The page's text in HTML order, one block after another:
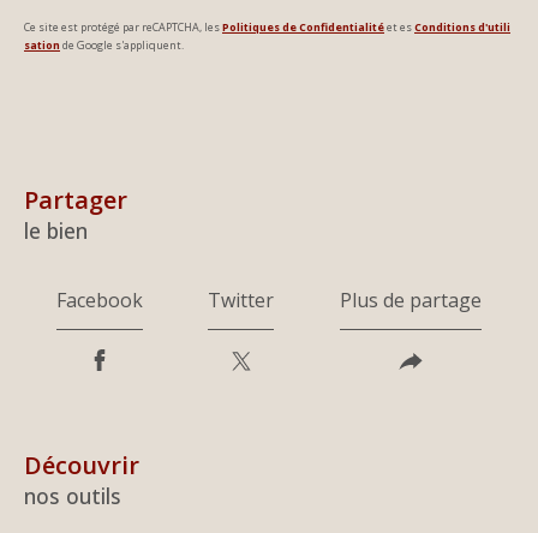
Ce site est protégé par reCAPTCHA, lesPolitiques de Confidentialitéet esConditions d'utili
sation de Google s'appliquent.
partager
le bien
Facebook Twitter Plus de partage
découvrir
nos outils